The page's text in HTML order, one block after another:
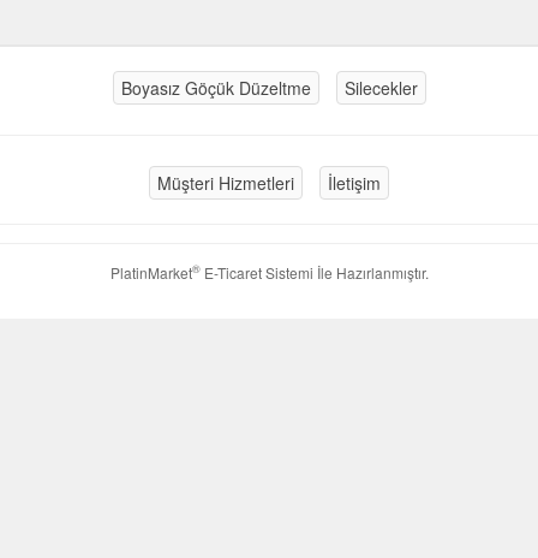
Boyasız Göçük Düzeltme Silecekler
Müşteri Hizmetleri İletişim
PlatinMarket®E-Ticaret Sistemi İle Hazırlanmıştır.